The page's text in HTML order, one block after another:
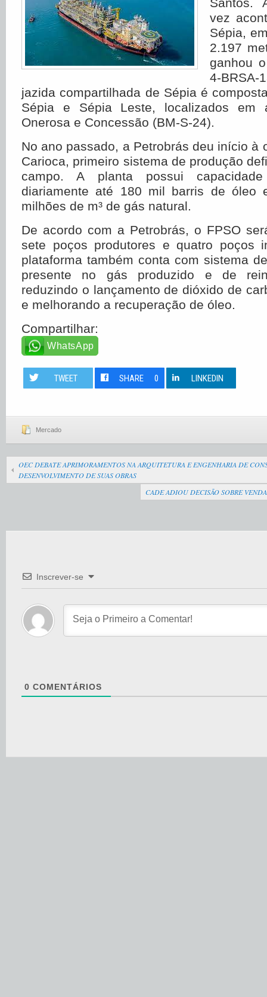
vez
Sépia,
2.197
ganhou
4-
jazida compartilhada de Sépia é
Sépia e Sépia Leste, localizados em
Onerosa e Concessão (BM-S-24).
No ano passado, a Petrobrás deu início à
Carioca, primeiro sistema de produção
campo. A planta possui
diariamente até 180 mil barris de óleo
milhões de m³ de gás natural.
De acordo com a Petrobrás, o FPSO
sete poços produtores e quatro poços
plataforma também conta com sistema
presente no gás produzido e de
reduzindo o lançamento de dióxido de
e melhorando a recuperação de óleo.
Compartilhar:
WhatsApp
TWEET SHARE 0 LINKEDIN
Mercado
OEC DEBATE APRIMORAMENTOS NA ARQUITETURA E ENGENHARIA DE
DESENVOLVIMENTO DE SUAS OBRAS
CADE ADIOU DECISÃO SOBRE
Inscrever-se
0 COMENTÁRIOS